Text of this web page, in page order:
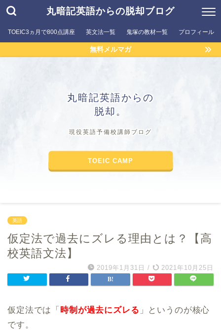
丸暗記英語からの脱却ブログ
TOEIC3ヵ月で800点講座 英文法一覧 鬼塚の教材一覧 プロフィール
無料メルマガ
丸暗記英語からの
脱却。
現役英語予備校講師ブログ
TOEIC CAMP
英語
仮定法で過去にズレる理由とは？【高
校英語文法】
2019年1月31日 / 2021年10月25日
仮定法では「 時制が過去にズレる 」というのが核心
です。